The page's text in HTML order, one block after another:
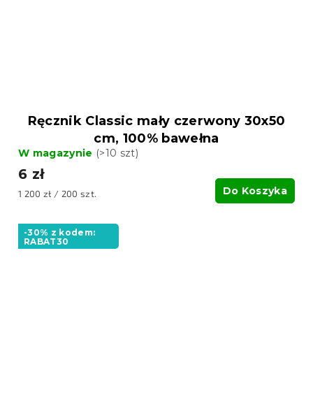
Ręcznik Classic mały czerwony 30x50
cm, 100% bawełna
W magazynie (>10 szt)
6 zł
Cena
1 200 zł / 200 szt. Do Koszyka
-30% z kodem:
RABAT30